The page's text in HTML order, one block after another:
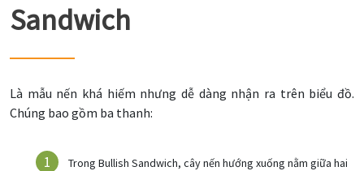
Sandwich
Là mẫu nến khá hiếm nhưng dễ dàng nhận ra trên biểu đồ.
Chúng bao gồm ba thanh:
Trong Bullish Sandwich, cây nến hướng xuống nằm giữa hai